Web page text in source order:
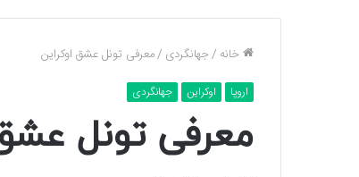
خانه /جهانگردی /معرفی تونل عشق اوکراین
اروپا اوکراین جهانگردی
معرفی تونل